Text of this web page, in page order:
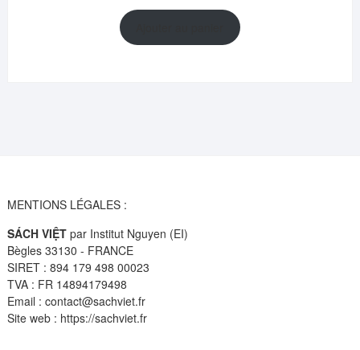
actuel
est :
MENTIONS LÉGALES :
SÁCH VIỆTpar Institut Nguyen (EI)
Bègles 33130 - FRANCE
SIRET : 894 179 498 00023
TVA : FR 14894179498
Email : contact@sachviet.fr
Site web : https://sachviet.fr